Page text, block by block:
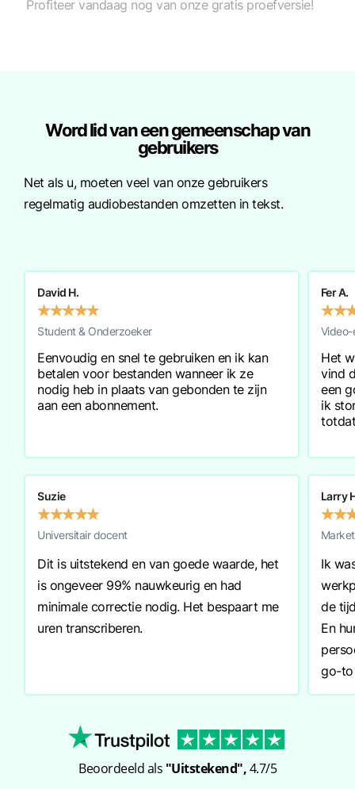
Profiteer vandaag nog van onze gratis proefversie!
Word lid van een gemeenschap van
gebruikers
Net als u, moeten veel van onze gebruikers
regelmatig audiobestanden omzetten in tekst.
David H.
★★★★★
Student & Onderzoeker
Eenvoudig en snel te gebruiken en ik kan
betalen voor bestanden wanneer ik ze
nodig heb in plaats van gebonden te zijn
aan een abonnement.
Fer A.
★★
Het
vind
een
ik
Suzie
★★★★★
Universitair docent
Dit is uitstekend en van goede waarde, het
is ongeveer 99% nauwkeurig en had
minimale correctie nodig. Het bespaart me
uren transcriberen.
Larry
★★
Ik
de
En
go-to
Beoordeeld als "Uitstekend",4.7/5